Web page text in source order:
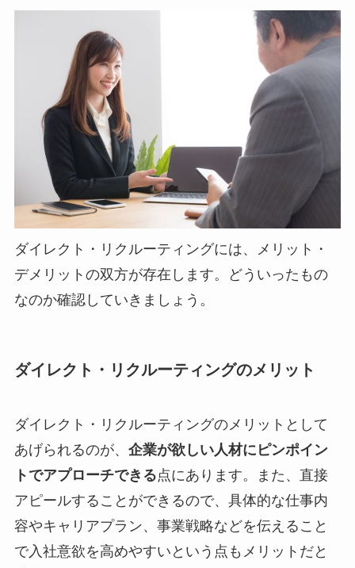
ダイレクト・リクルーティングには、メリット・
デメリットの双方が存在します。どういったもの
なのか確認していきましょう。
ダイレクト・リクルーティングのメリット
ダイレクト・リクルーティングのメリットとして
あげられるのが、 企業が欲しい人材にピンポイン
トでアプローチできる点にあります。また、直接
アピールすることができるので、具体的な仕事内
容やキャリアプラン、事業戦略などを伝えること
で入社意欲を高めやすいという点もメリットだと